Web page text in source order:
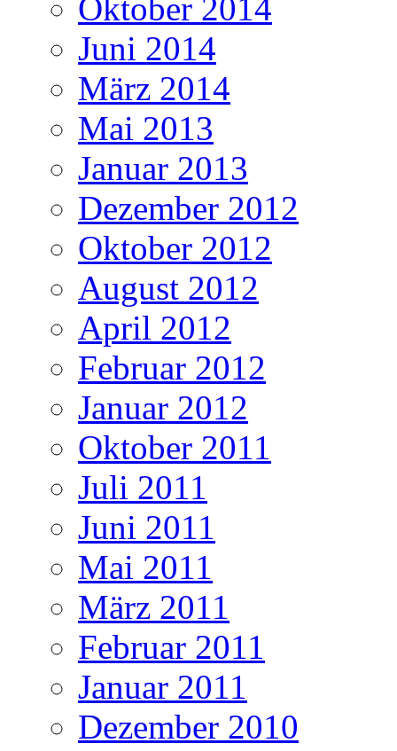
Oktober 2014
Juni 2014
März 2014
Mai 2013
Januar 2013
Dezember 2012
Oktober 2012
August 2012
April 2012
Februar 2012
Januar 2012
Oktober 2011
Juli 2011
Juni 2011
Mai 2011
März 2011
Februar 2011
Januar 2011
Dezember 2010